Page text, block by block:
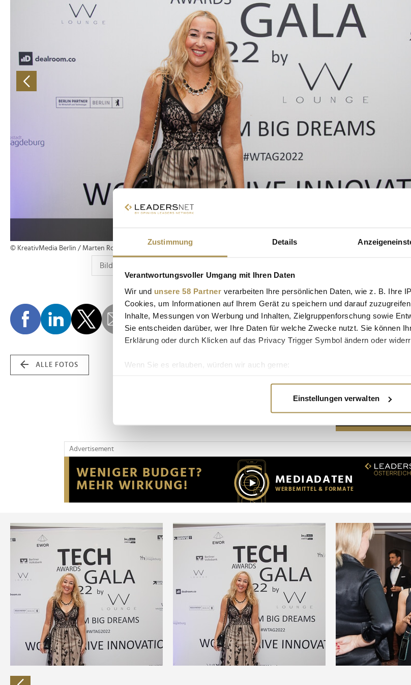
Zustimmung Details
Verantwortungsvoller Umgang mit Ihren Daten
Wir und unsere 58 Partner verarbeiten Ihre persönlichen Daten, wie z. B. Ihre
Cookies, um Informationen auf Ihrem Gerät zu speichern und darauf
Inhalte, Messungen von Werbung und Inhalten, Zielgruppenforschung sowie
Sie entscheiden darüber, wer Ihre Daten für welche Zwecke nutzt. Sie können
Erklärung oder durch Klicken auf das Privacy Trigger Symbol ändern oder
Wenn Sie es erlauben, würden wir auch gerne:
Erfahren Sie mehr darüber, wie Ihre persönlichen Daten verarbeitet werden,
Wir verwenden Cookies, um Inhalte und Anzeigen zu personalisieren,
Website an unsere Partner für soziale Medien, Werbung und Analysen weiter.
möglicherweise mit weiteren Daten zusammen, die Sie ihnen bereitgestellt
der Dienste gesammelt haben.
Einstellungen verwalten
© KreativMedia Berlin / Marten Ronneburg
ALLE FOTOS
Advertisement
Advertisement